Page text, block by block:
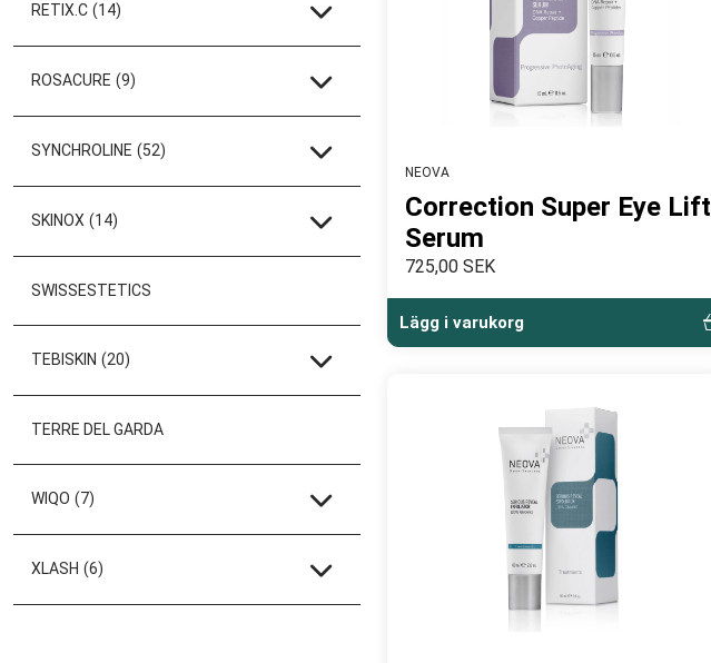
RETIX.C (14)
ROSACURE (9)
SYNCHROLINE (52)
SKINOX (14)
SWISSESTETICS
TEBISKIN (20)
TERRE DEL GARDA
WIQO (7)
XLASH (6)
NEOVA
Correction Super Eye Lift
Serum
725,00 SEK
Lägg i varukorg